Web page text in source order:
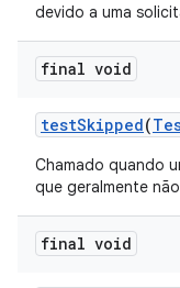
devido a uma
final void
testSkipped(
Chamado quando
que geralmente
final void